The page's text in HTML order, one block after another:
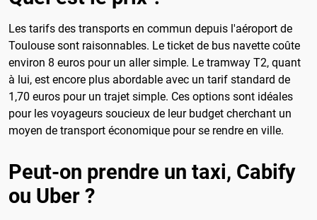
Les tarifs des transports en commun depuis l'aéroport de
Toulouse sont raisonnables. Le ticket de bus navette coûte
environ 8 euros pour un aller simple. Le tramway T2, quant
à lui, est encore plus abordable avec un tarif standard de
1,70 euros pour un trajet simple. Ces options sont idéales
pour les voyageurs soucieux de leur budget cherchant un
moyen de transport économique pour se rendre en ville.
Peut-on prendre un taxi, Cabify
ou Uber ?